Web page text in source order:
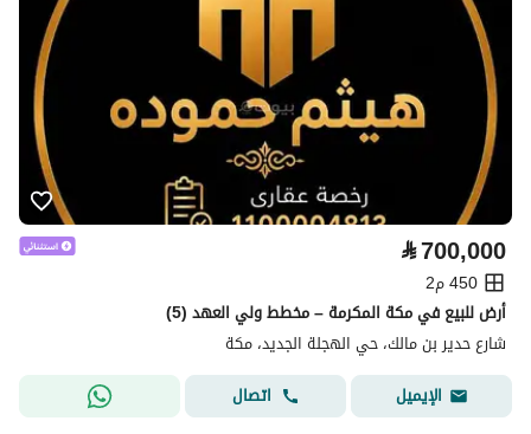
⃁700,000
450 م2
أرض للبيع في مكة المكرمة – مخطط ولي العهد (5)
شارع حدير بن مالك، حي الهجلة الجديد، مكة
الإيميل
اتصال